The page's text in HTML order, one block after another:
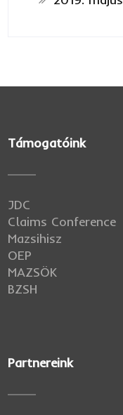
Támogatóink
JDC
Claims Conference
Mazsihisz
OEP
MAZSÖK
BZSH
Partnereink